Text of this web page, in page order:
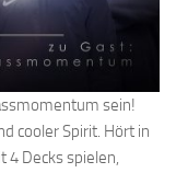
sein!
cooler Spirit. Hört in
4 Decks spielen,